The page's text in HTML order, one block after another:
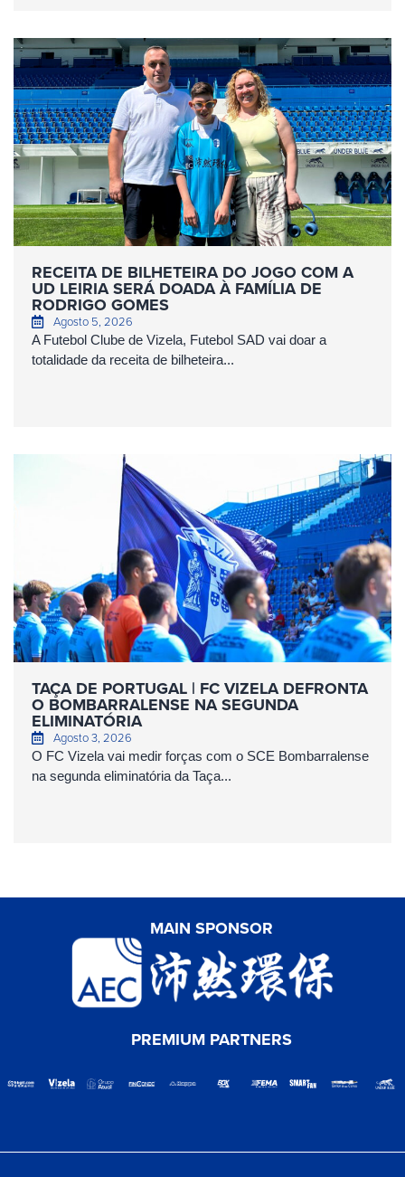
RECEITA DE BILHETEIRA DO JOGO COM A
UD LEIRIA SERÁ DOADA À FAMÍLIA DE
RODRIGO GOMES
Agosto 5, 2026
A Futebol Clube de Vizela, Futebol SAD vai doar a
totalidade da receita de bilheteira...
TAÇA DE PORTUGAL | FC VIZELA DEFRONTA
O BOMBARRALENSE NA SEGUNDA
ELIMINATÓRIA
Agosto 3, 2026
O FC Vizela vai medir forças com o SCE Bombarralense
na segunda eliminatória da Taça...
MAIN SPONSOR
PREMIUM PARTNERS